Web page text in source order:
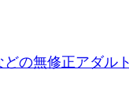
の無修正アダル